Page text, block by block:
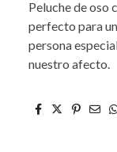
Peluche de oso
perfecto para
persona
nuestro afecto.